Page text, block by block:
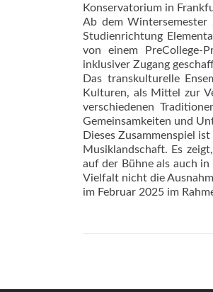
Konservatorium in
Ab dem
Studienrichtung
von einem PreCollege-
inklusiver Zugang
Das transkulturelle
Kulturen, als Mittel zur
verschiedenen
Gemeinsamkeiten und
Dieses Zusammenspiel
Musiklandschaft. Es
auf der Bühne als auch
Vielfalt nicht die
im Februar 2025 im